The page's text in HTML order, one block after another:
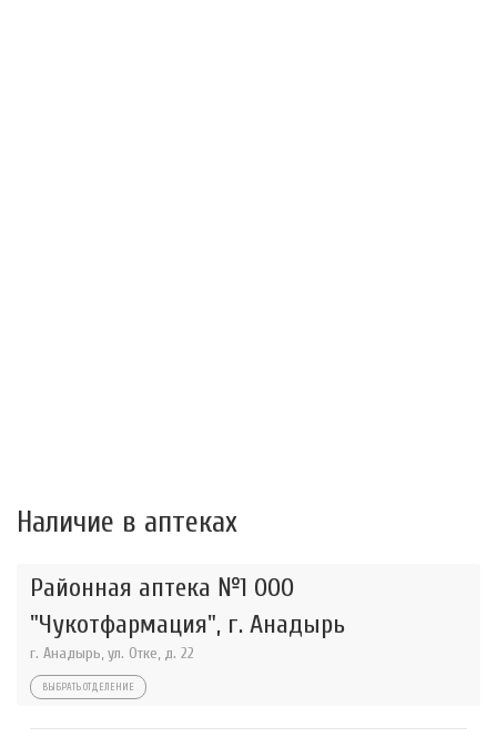
Наличие в аптеках
Районная аптека №1 ООО
"Чукотфармация", г. Анадырь
г. Анадырь, ул. Отке, д. 22
ВЫБРАТЬ ОТДЕЛЕНИЕ